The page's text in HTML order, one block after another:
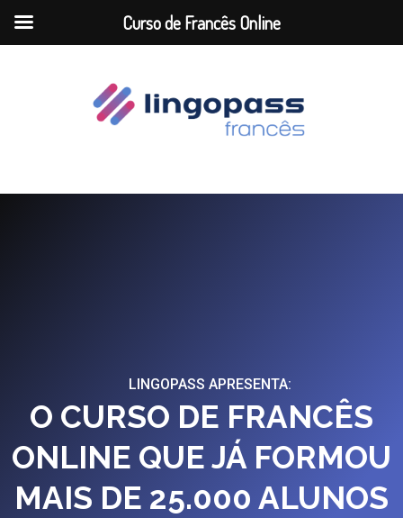
LINGOPASS APRESENTA:
O CURSO DE FRANCÊS
ONLINE QUE JÁ FORMOU
MAIS DE 25.000 ALUNOS
Curso de Francês Online